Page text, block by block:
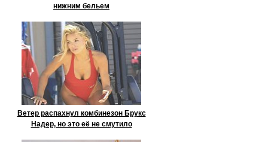
нижним бельем
Ветер распахнул комбинезон Брукс
Надер, но это её не смутило